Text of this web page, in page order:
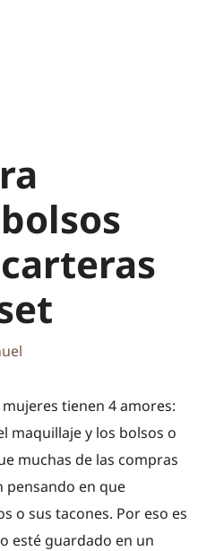
tienen 4 amores:
maquillaje y los bolsos o
muchas de las compras
pensando en que
o sus tacones. Por eso es
esté guardado en un